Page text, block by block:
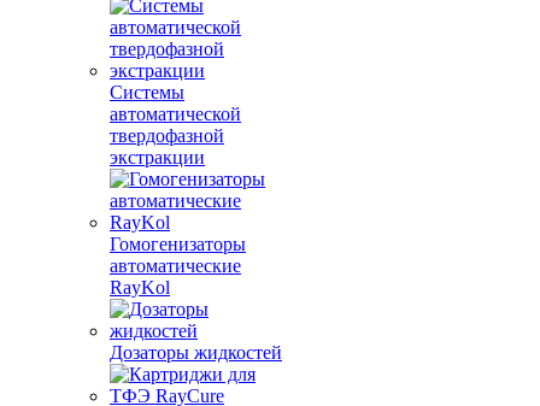
Системы
автоматической
твердофазной
экстракции
Гомогенизаторы
автоматические
RayKol
Дозаторы жидкостей